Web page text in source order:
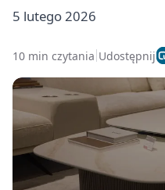
5 lutego 2026
10 min czytania Udostępnij